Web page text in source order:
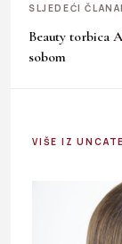
SLJEDEĆI
Beauty torbica
sobom
VIŠE IZ